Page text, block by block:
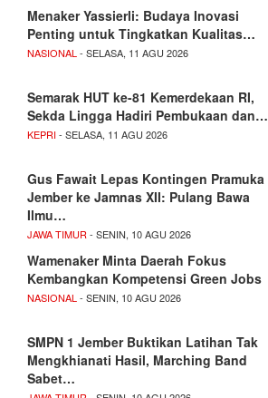
Menaker Yassierli: Budaya Inovasi
Penting untuk Tingkatkan Kualitas…
NASIONAL - SELASA, 11 AGU 2026
Semarak HUT ke-81 Kemerdekaan RI,
Sekda Lingga Hadiri Pembukaan dan…
KEPRI- SELASA, 11 AGU 2026
Gus Fawait Lepas Kontingen Pramuka
Jember ke Jamnas XII: Pulang Bawa
Ilmu…
JAWA TIMUR - SENIN, 10 AGU 2026
Wamenaker Minta Daerah Fokus
Kembangkan Kompetensi Green Jobs
NASIONAL - SENIN, 10 AGU 2026
SMPN 1 Jember Buktikan Latihan Tak
Mengkhianati Hasil, Marching Band
Sabet…